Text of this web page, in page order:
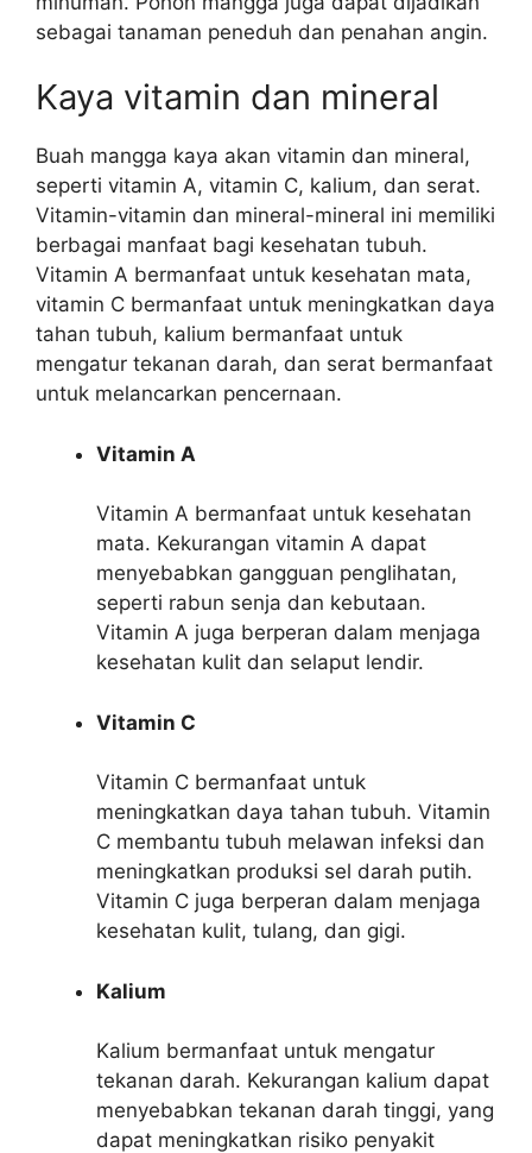
sebagai tanaman peneduh dan penahan angin.
Kaya vitamin dan mineral
Buah mangga kaya akan vitamin dan mineral,
seperti vitamin A, vitamin C, kalium, dan serat.
Vitamin-vitamin dan mineral-mineral ini memiliki
berbagai manfaat bagi kesehatan tubuh.
Vitamin A bermanfaat untuk kesehatan mata,
vitamin C bermanfaat untuk meningkatkan daya
tahan tubuh, kalium bermanfaat untuk
mengatur tekanan darah, dan serat bermanfaat
untuk melancarkan pencernaan.
Vitamin A
Vitamin A bermanfaat untuk kesehatan
mata. Kekurangan vitamin A dapat
menyebabkan gangguan penglihatan,
seperti rabun senja dan kebutaan.
Vitamin A juga berperan dalam menjaga
kesehatan kulit dan selaput lendir.
Vitamin C
Vitamin C bermanfaat untuk
meningkatkan daya tahan tubuh. Vitamin
C membantu tubuh melawan infeksi dan
meningkatkan produksi sel darah putih.
Vitamin C juga berperan dalam menjaga
kesehatan kulit, tulang, dan gigi.
Kalium
Kalium bermanfaat untuk mengatur
tekanan darah. Kekurangan kalium dapat
menyebabkan tekanan darah tinggi, yang
dapat meningkatkan risiko penyakit